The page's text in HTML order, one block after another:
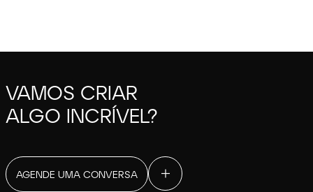
VAMOS CRIAR
ALGO INCRÍVEL?
AGENDE UMA CONVERSA